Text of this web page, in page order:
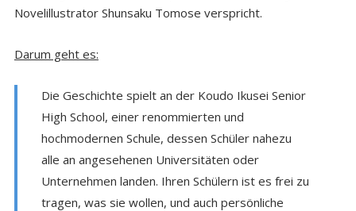
Novelillustrator Shunsaku Tomose verspricht.
Darum geht es:
Die Geschichte spielt an der Koudo Ikusei Senior
High School, einer renommierten und
hochmodernen Schule, dessen Schüler nahezu
alle an angesehenen Universitäten oder
Unternehmen landen. Ihren Schülern ist es frei zu
tragen, was sie wollen, und auch persönliche